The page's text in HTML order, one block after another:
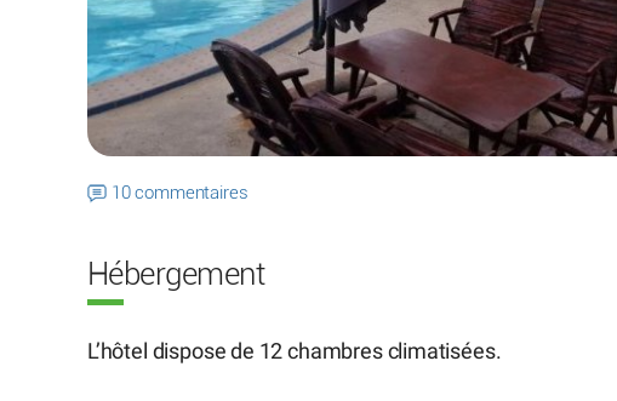
10 commentaires
Hébergement
L’hôtel dispose de 12 chambres climatisées.